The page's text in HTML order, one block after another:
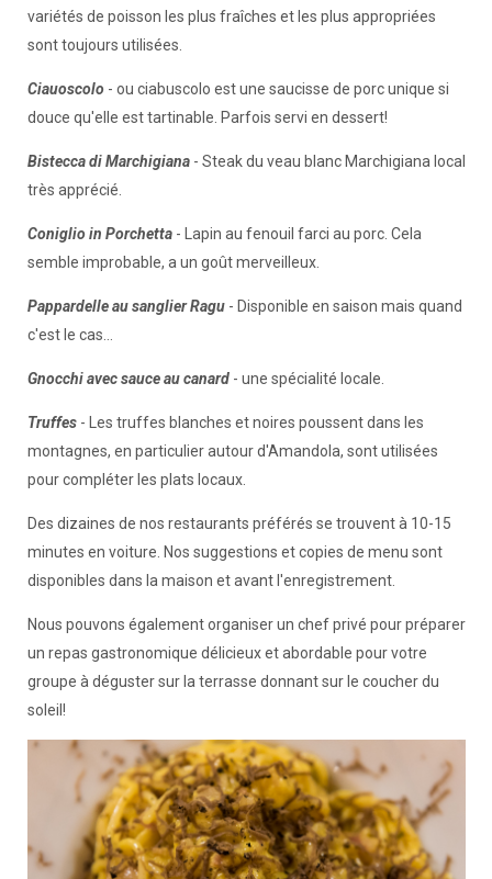
variétés de poisson les plus fraîches et les plus appropriées
sont toujours utilisées.
Ciauoscolo- ou ciabuscolo est une saucisse de porc unique si
douce qu'elle est tartinable. Parfois servi en dessert!
Bistecca di Marchigiana- Steak du veau blanc Marchigiana local
très apprécié.
Coniglio in Porchetta- Lapin au fenouil farci au porc. Cela
semble improbable, a un goût merveilleux.
Pappardelle au sanglier Ragu- Disponible en saison mais quand
c'est le cas…
Gnocchi avec sauce au canard- une spécialité locale.
Truffes- Les truffes blanches et noires poussent dans les
montagnes, en particulier autour d'Amandola, sont utilisées
pour compléter les plats locaux.
Des dizaines de nos restaurants préférés se trouvent à 10-15
minutes en voiture. Nos suggestions et copies de menu sont
disponibles dans la maison et avant l'enregistrement.
Nous pouvons également organiser un chef privé pour préparer
un repas gastronomique délicieux et abordable pour votre
groupe à déguster sur la terrasse donnant sur le coucher du
soleil!